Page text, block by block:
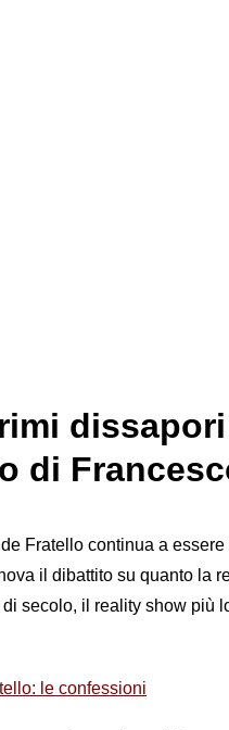
di
Fratello continua a
il dibattito su quanto la
secolo, il reality show più
le confessioni